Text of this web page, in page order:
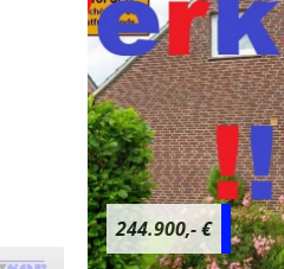
244.900,- €